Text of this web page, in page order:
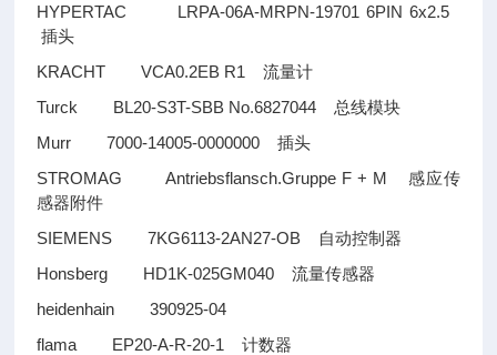
HYPERTAC LRPA-06A-MRPN-19701 6PIN 6x2.5
插头
KRACHT VCA0.2EB R1流量计
Turck BL20-S3T-SBB No.6827044 总线模块
Murr 7000-14005-0000000插头
STROMAG Antriebsflansch.Gruppe F + M 感应传
感器附件
SIEMENS 7KG6113-2AN27-OB 自动控制器
Honsberg HD1K-025GM040流量传感器
heidenhain 390925-04
flama EP20-A-R-20-1计数器